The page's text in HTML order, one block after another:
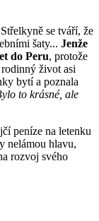
se tváří, že
šaty... Jenže
do Peru, protože
život asi
bytí a poznala
to krásné, ale
peníze na letenku
nelámou hlavu,
rozvoj svého